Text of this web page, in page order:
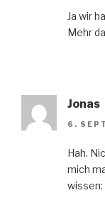
Ja wir
Mehr
Jonas
6.
Hah.
mich